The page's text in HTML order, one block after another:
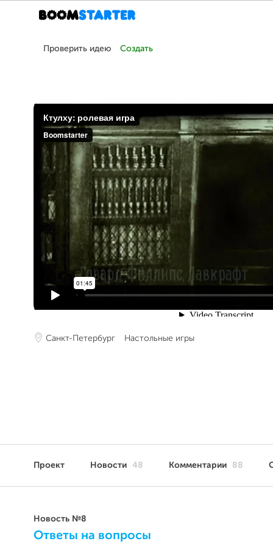
Проверить идею Создать
Санкт-Петербург Настольные игры
Проект Новости 48 Комментарии 88
Новость №8
Ответы на вопросы